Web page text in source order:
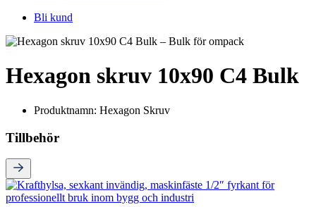
Bli kund
Hexagon skruv 10x90 C4 Bulk
Produktnamn: Hexagon Skruv
Tillbehör